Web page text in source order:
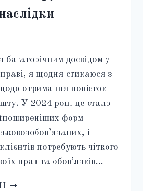
багаторічним досвідом у
праві, я щодня стикаюся з
отримання повісток
У 2024 році це стало
форм
і
потребують чіткого
прав та обов’язків…
ОТРИМАННЯ